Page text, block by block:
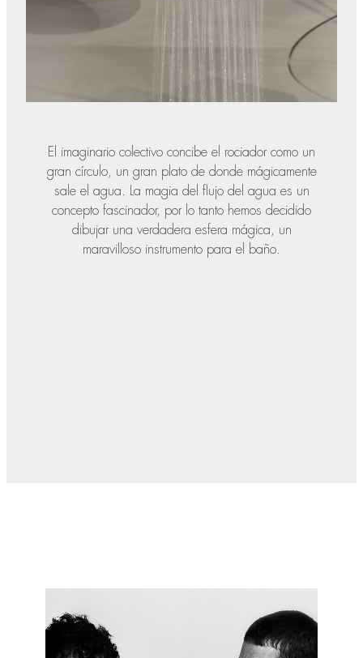
El imaginario colectivo concibe el rociador como un
gran círculo, un gran plato de donde mágicamente
sale el agua. La magia del flujo del agua es un
concepto fascinador, por lo tanto hemos decidido
dibujar una verdadera esfera mágica, un
maravilloso instrumento para el baño.